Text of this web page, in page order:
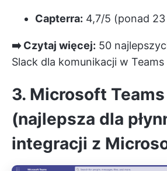
Capterra: 4,7/5 (ponad
➡️ Czytaj więcej: 50
Slack dla komunikacji w Teams
3. Microsoft Teams
(najlepsza dla
integracji z